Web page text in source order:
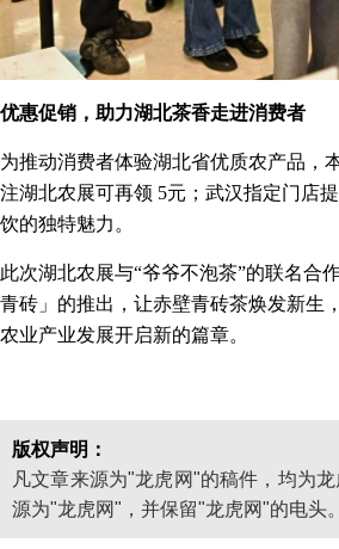
优惠促销，助力湖北茶香走进消费者
为推动消费者体验湖北省优质农产品，
注湖北农展可再领 5元；武汉指定门店
饮的独特魅力。
此次湖北农展与“爷爷不泡茶”的联名合
青砖」的推出，让赤壁青砖茶焕发新生
农业产业发展开启新的篇章。
版权声明：
凡文章来源为"龙虎网"的稿件，均为
源为"龙虎网"，并保留"龙虎网"的电头。